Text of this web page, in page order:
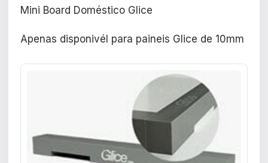
Mini Board Doméstico Glice
Apenas disponivél para paineis Glice de 10mm